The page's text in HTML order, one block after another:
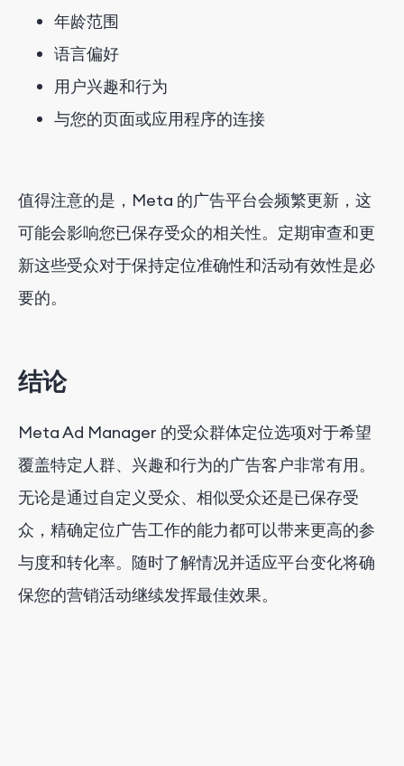
年龄范围
语言偏好
用户兴趣和行为
与您的页面或应用程序的连接
值得注意的是，Meta 的广告平台会频繁更新，这
可能会影响您已保存受众的相关性。定期审查和更
新这些受众对于保持定位准确性和活动有效性是必
要的。
结论
Meta Ad Manager 的受众群体定位选项对于希望
覆盖特定人群、兴趣和行为的广告客户非常有用。
无论是通过自定义受众、相似受众还是已保存受
众，精确定位广告工作的能力都可以带来更高的参
与度和转化率。随时了解情况并适应平台变化将确
保您的营销活动继续发挥最佳效果。